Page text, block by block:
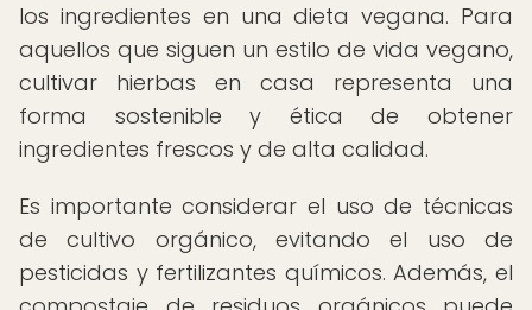
los ingredientes en una dieta vegana. Para
aquellos que siguen un estilo de vida vegano,
cultivar hierbas en casa representa una
forma sostenible y ética de obtener
ingredientes frescos y de alta calidad.
Es importante considerar el uso de técnicas
de cultivo orgánico, evitando el uso de
pesticidas y fertilizantes químicos. Además, el